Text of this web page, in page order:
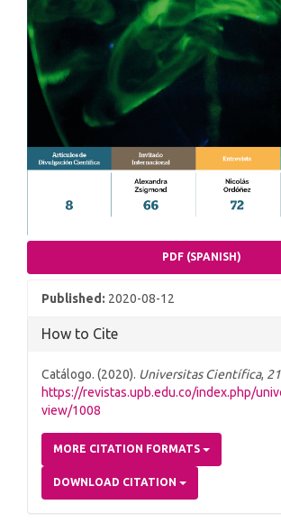
PDF (SPANISH)
Published: 2020-08-12
How to Cite
Catálogo. (2020). Universitas Científica, 21
https://revistas.upb.edu.co/index.php/
view/1008
MORE CITATION FORMATS
DOWNLOAD CITATION